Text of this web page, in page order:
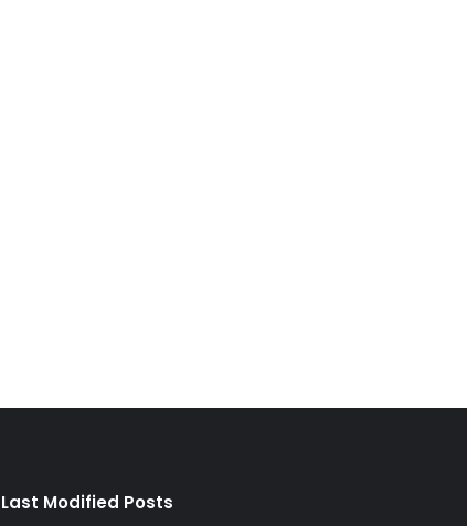
Last Modified Posts